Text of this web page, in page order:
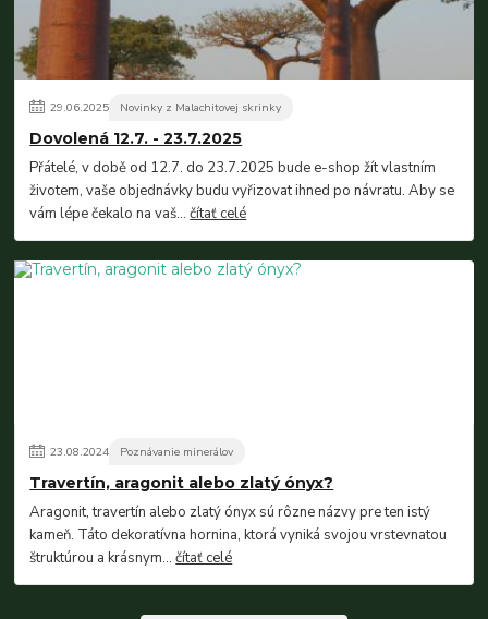
29.06.2025 Novinky z Malachitovej skrinky
Dovolená 12.7. - 23.7.2025
Přátelé, v době od 12.7. do 23.7.2025 bude e-shop žít vlastním
životem, vaše objednávky budu vyřizovat ihned po návratu. Aby se
vám lépe čekalo na vaš...čítať celé
23.08.2024 Poznávanie minerálov
Travertín, aragonit alebo zlatý ónyx?
Aragonit, travertín alebo zlatý ónyx sú rôzne názvy pre ten istý
kameň. Táto dekoratívna hornina, ktorá vyniká svojou vrstevnatou
štruktúrou a krásnym...čítať celé